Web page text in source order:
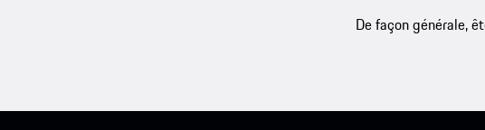
De façon générale,